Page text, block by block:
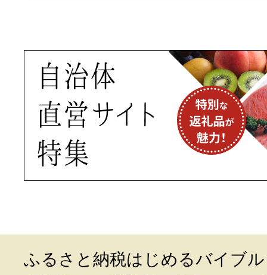
ふるさと納税はじめるバイブル